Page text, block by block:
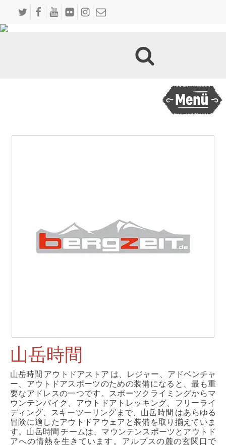
山岳時間
山岳時間 アウトドアストア は、レジャー、アドベンチャ
ー、アウトドアスポーツのための装備になると、最も重
要なアドレスの一つです。スポーツクライミングからマ
ウンテンバイク、アウトドアトレッキング、フリーライ
ディング、スキーツーリングまで、山岳時間 はあらゆる
冒険に適したアウトドアウェアと装備を取り揃えていま
す。山岳時間 チームは、マウンテンスポーツとアウトド
アへの情熱を生きています。アルプスの麓の玄関口で